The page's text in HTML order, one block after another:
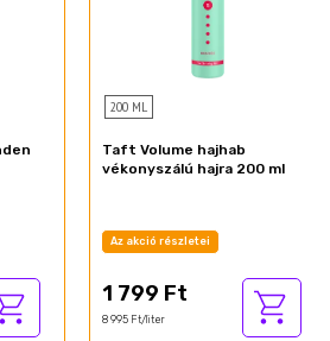
200 ML
Taft Volume hajhab
vékonyszálú hajra 200 ml
Az akció részletei
1 799 Ft
8 995 Ft/liter